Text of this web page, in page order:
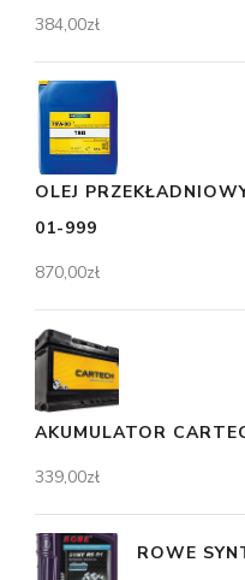
384,00zł
OLEJ
01-999
870,00zł
AKUMULATOR
339,00zł
ROWE